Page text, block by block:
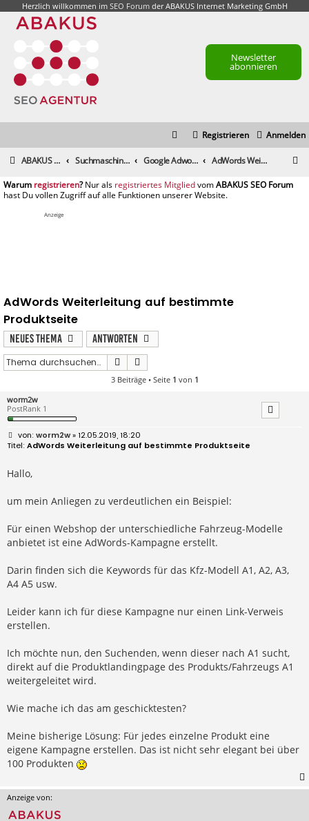
Herzlich willkommen im SEO Forumder ABAKUS Internet Marketing GmbH
Newsletter
abonnieren
Anmelden
Registrieren
ABAKUS Foren-Übersicht Suchmaschinenmarketing (SEM) / Suchmaschinenoptimierung (SEO) Google Adwords & Facebook Ads, Yahoo!, Microsoft adCenter AdWords Weiterleitung auf bestimmte Produktseite
registrieren registriertes Mitglied
Anzeige
AdWords Weiterleitung auf bestimmte
Produktseite
Neues Thema
Antworten
Suche
3 Beiträge • Seite 1 von 1
worm2w
PostRank 1
B
e
i
r
a
worm2w» 12.05.2019, 18:20
AdWords Weiterleitung auf bestimmte Produktseite
Hallo,
um mein Anliegen zu verdeutlichen ein Beispiel:
Für einen Webshop der unterschiedliche Fahrzeug-Modelle
anbietet ist eine AdWords-Kampagne erstellt.
Darin finden sich die Keywords für das Kfz-Modell A1, A2, A3,
A4 A5 usw.
Leider kann ich für diese Kampagne nur einen Link-Verweis
erstellen.
Ich möchte nun, den Suchenden, wenn dieser nach A1 sucht,
direkt auf die Produktlandingpage des Produkts/Fahrzeugs A1
weitergeleitet wird.
Wie mache ich das am geschicktesten?
Meine bisherige Lösung: Für jedes einzelne Produkt eine
eigene Kampagne erstellen. Das ist nicht sehr elegant bei über
100 Produkten
Anzeige von: